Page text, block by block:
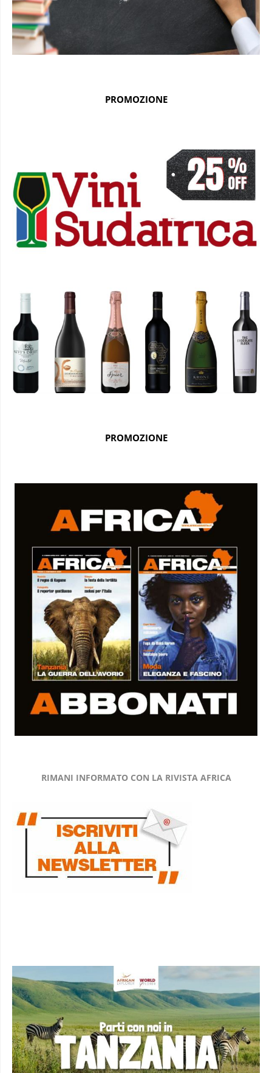
PROMOZIONE
PROMOZIONE
RIMANI INFORMATO CON LA RIVISTA AFRICA